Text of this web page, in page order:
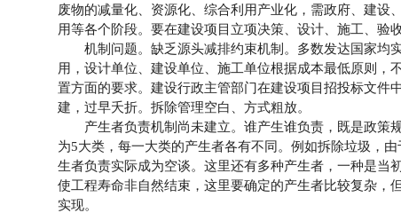
废物的减量化、资源化、综合利用产业化，需政府、建
用等各个阶段。要在建设项目立项决策、设计、施工、验
机制问题。缺乏源头减排约束机制。多数发达国家均实
用，设计单位、建设单位、施工单位根据成本最低原则
置方面的要求。建设行政主管部门在建设项目招投标文件
建，过早夭折。拆除管理空白、方式粗放。
产生者负责机制尚未建立。谁产生谁负责，既是政策规
为5大类，每一大类的产生者各有不同。例如拆除垃圾，
生者负责实际成为空谈。这里还有多种产生者，一种是当
使工程寿命非自然结束，这里要确定的产生者比较复杂，
实现。